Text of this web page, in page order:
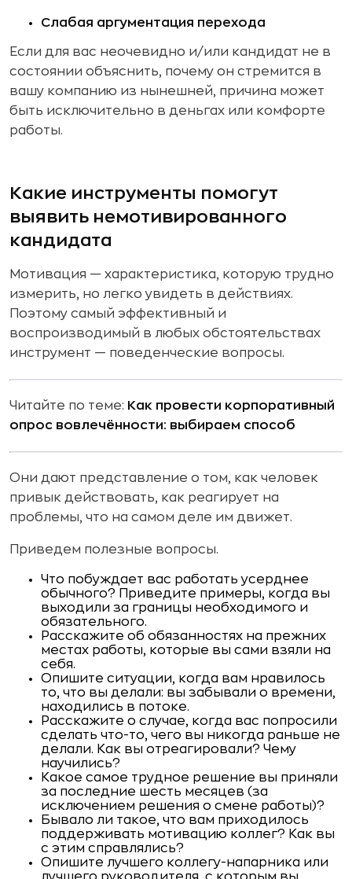
Слабая аргументация перехода
Если для вас неочевидно и/или кандидат не в
состоянии объяснить, почему он стремится в
вашу компанию из нынешней, причина может
быть исключительно в деньгах или комфорте
работы.
Какие инструменты помогут
выявить немотивированного
кандидата
Мотивация — характеристика, которую трудно
измерить, но легко увидеть в действиях.
Поэтому самый эффективный и
воспроизводимый в любых обстоятельствах
инструмент — поведенческие вопросы.
Читайте по теме: Как провести корпоративный
опрос вовлечённости: выбираем способ
Они дают представление о том, как человек
привык действовать, как реагирует на
проблемы, что на самом деле им движет.
Приведем полезные вопросы.
Что побуждает вас работать усерднее
обычного? Приведите примеры, когда вы
выходили за границы необходимого и
обязательного.
Расскажите об обязанностях на прежних
местах работы, которые вы сами взяли на
себя.
Опишите ситуации, когда вам нравилось
то, что вы делали: вы забывали о времени,
находились в потоке.
Расскажите о случае, когда вас попросили
сделать что-то, чего вы никогда раньше не
делали. Как вы отреагировали? Чему
научились?
Какое самое трудное решение вы приняли
за последние шесть месяцев (за
исключением решения о смене работы)?
Бывало ли такое, что вам приходилось
поддерживать мотивацию коллег? Как вы
с этим справлялись?
Опишите лучшего коллегу-напарника или